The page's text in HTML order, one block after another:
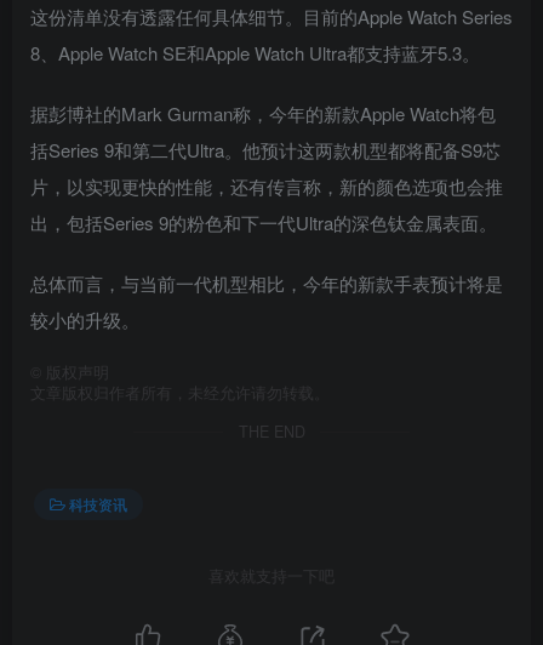
这份清单没有透露任何具体细节。目前的Apple Watch Series
8、Apple Watch SE和Apple Watch Ultra都支持蓝牙5.3。
据彭博社的Mark Gurman称，今年的新款Apple Watch将包
括Series 9和第二代Ultra。他预计这两款机型都将配备S9芯
片，以实现更快的性能，还有传言称，新的颜色选项也会推
出，包括Series 9的粉色和下一代Ultra的深色钛金属表面。
总体而言，与当前一代机型相比，今年的新款手表预计将是
较小的升级。
版权声明
文章版权归作者所有，未经允许请勿转载。
THE END
科技资讯
喜欢就支持一下吧